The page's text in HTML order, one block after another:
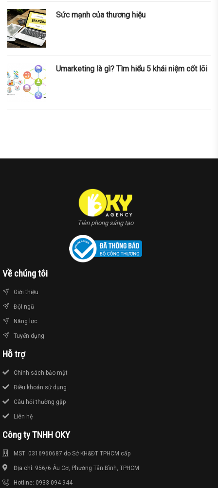
Sức mạnh của thương hiệu
Umarketing là gì? Tìm hiểu 5 khái niệm cốt lõi
Tiên phong sáng tạo
Về chúng tôi
Giới thiệu
Đội ngũ
Năng lực
Tuyển dụng
Hỗ trợ
Chính sách bảo mật
Điều khoản sử dụng
Câu hỏi thường gặp
Liên hệ
Công ty TNHH OKY
MST: 0316960687 do Sở KH&ĐT TPHCM cấp
Địa chỉ: 956/6 Âu Cơ, Phường Tân Bình, TPHCM
Hotline: 0933 094 944